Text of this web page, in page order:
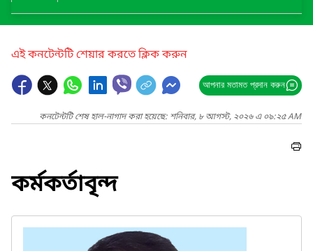
এই কনটেন্টটি শেয়ার করতে ক্লিক করুন
আপনার মতামত প্রদান করুন
কনটেন্টটি শেষ হাল-নাগাদ করা হয়েছে: শনিবার, ৮ আগস্ট, ২০২৬ এ ০৯:২৫ AM
কর্মকর্তাবৃন্দ